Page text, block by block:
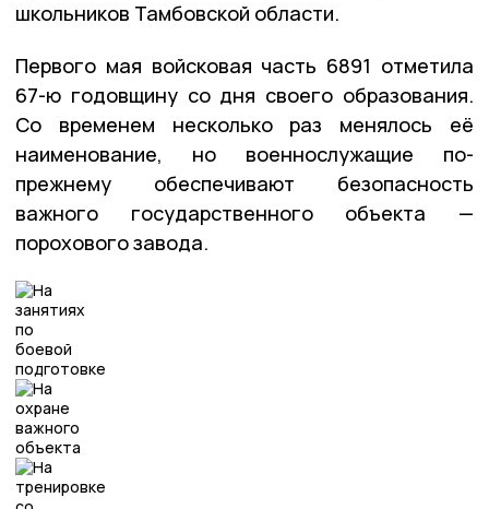
школьников Тамбовской области.
Первого мая войсковая часть 6891 отметила
67-ю годовщину со дня своего образования.
Со временем несколько раз менялось её
наименование, но военнослужащие по-
прежнему обеспечивают безопасность
важного государственного объекта —
порохового завода.